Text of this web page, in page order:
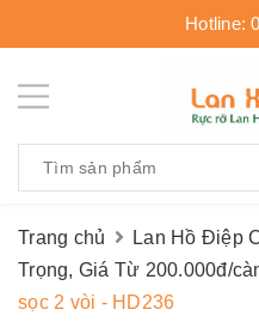
Hotline:
Trang chủ
Lan Hồ Điệp
Trọng, Giá Từ 200.000đ/
sọc 2 vòi - HD236